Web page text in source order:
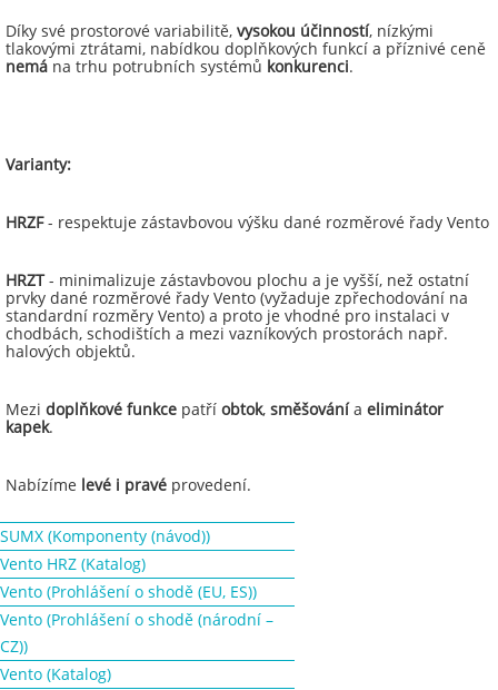
Díky své prostorové variabilitě, vysokou účinností, nízkými
tlakovými ztrátami, nabídkou doplňkových funkcí a příznivé ceně
nemá na trhu potrubních systémů konkurenci.
Varianty:
HRZF- respektuje zástavbovou výšku dané rozměrové řady Vento
HRZT- minimalizuje zástavbovou plochu a je vyšší, než ostatní
prvky dané rozměrové řady Vento (vyžaduje zpřechodování na
standardní rozměry Vento) a proto je vhodné pro instalaci v
chodbách, schodištích a mezi vazníkových prostorách např.
halových objektů.
Mezi doplňkové funkce patří obtok, směšovánía eliminátor
kapek.
Nabízíme levé i pravé provedení.
SUMX (Komponenty (návod))
Vento HRZ (Katalog)
Vento (Prohlášení o shodě (EU, ES))
Vento (Prohlášení o shodě (národní –
CZ))
Vento (Katalog)